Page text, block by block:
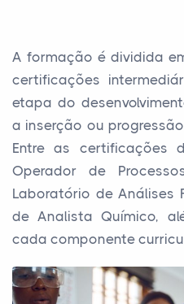
A formação é dividida
certificações
etapa do
a inserção ou
Entre as certificações
Operador de
Laboratório de Análises
de Analista Químico,
cada componente